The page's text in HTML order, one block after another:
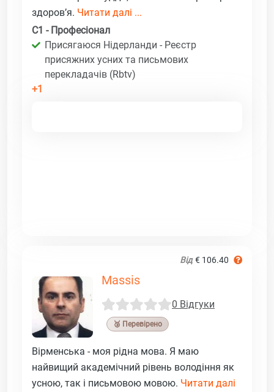
здоров’я. Читати далі ...
C1 - Професіонал
Присягаюся Нідерланди - Реєстр
присяжних усних та письмових
перекладачів (Rbtv)
+1
Від € 106.40
Massis
0 Відгуки
🥉 Перевірено
Вірменська - моя рідна мова. Я маю
найвищий академічний рівень володіння як
усною, так і письмовою мовою. Читати далі